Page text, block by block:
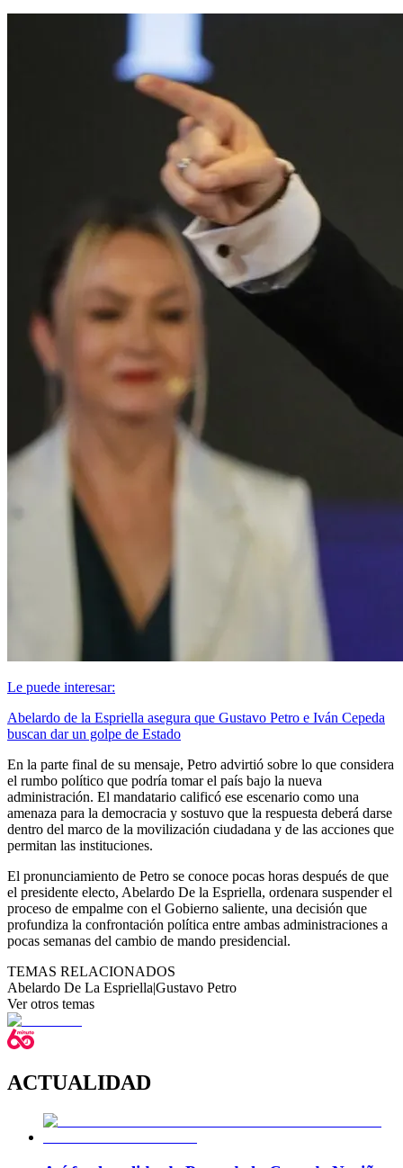
Le puede interesar:
Abelardo de la Espriella asegura que Gustavo Petro e Iván Cepeda
buscan dar un golpe de Estado
En la parte final de su mensaje, Petro advirtió sobre lo que considera
el rumbo político que podría tomar el país bajo la nueva
administración. El mandatario calificó ese escenario como una
amenaza para la democracia y sostuvo que la respuesta deberá darse
dentro del marco de la movilización ciudadana y de las acciones que
permitan las instituciones.
El pronunciamiento de Petro se conoce pocas horas después de que
el presidente electo, Abelardo De la Espriella, ordenara suspender el
proceso de empalme con el Gobierno saliente, una decisión que
profundiza la confrontación política entre ambas administraciones a
pocas semanas del cambio de mando presidencial.
TEMAS RELACIONADOS
Abelardo De La Espriella|Gustavo Petro
Ver otros temas
ACTUALIDAD